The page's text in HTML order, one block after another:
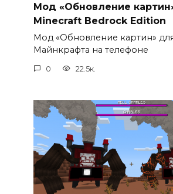
Мод «Обновление
Minecraft Bedrock Edition
Мод «Обновление картин»
Майнкрафта на телефоне
0 22.5к.